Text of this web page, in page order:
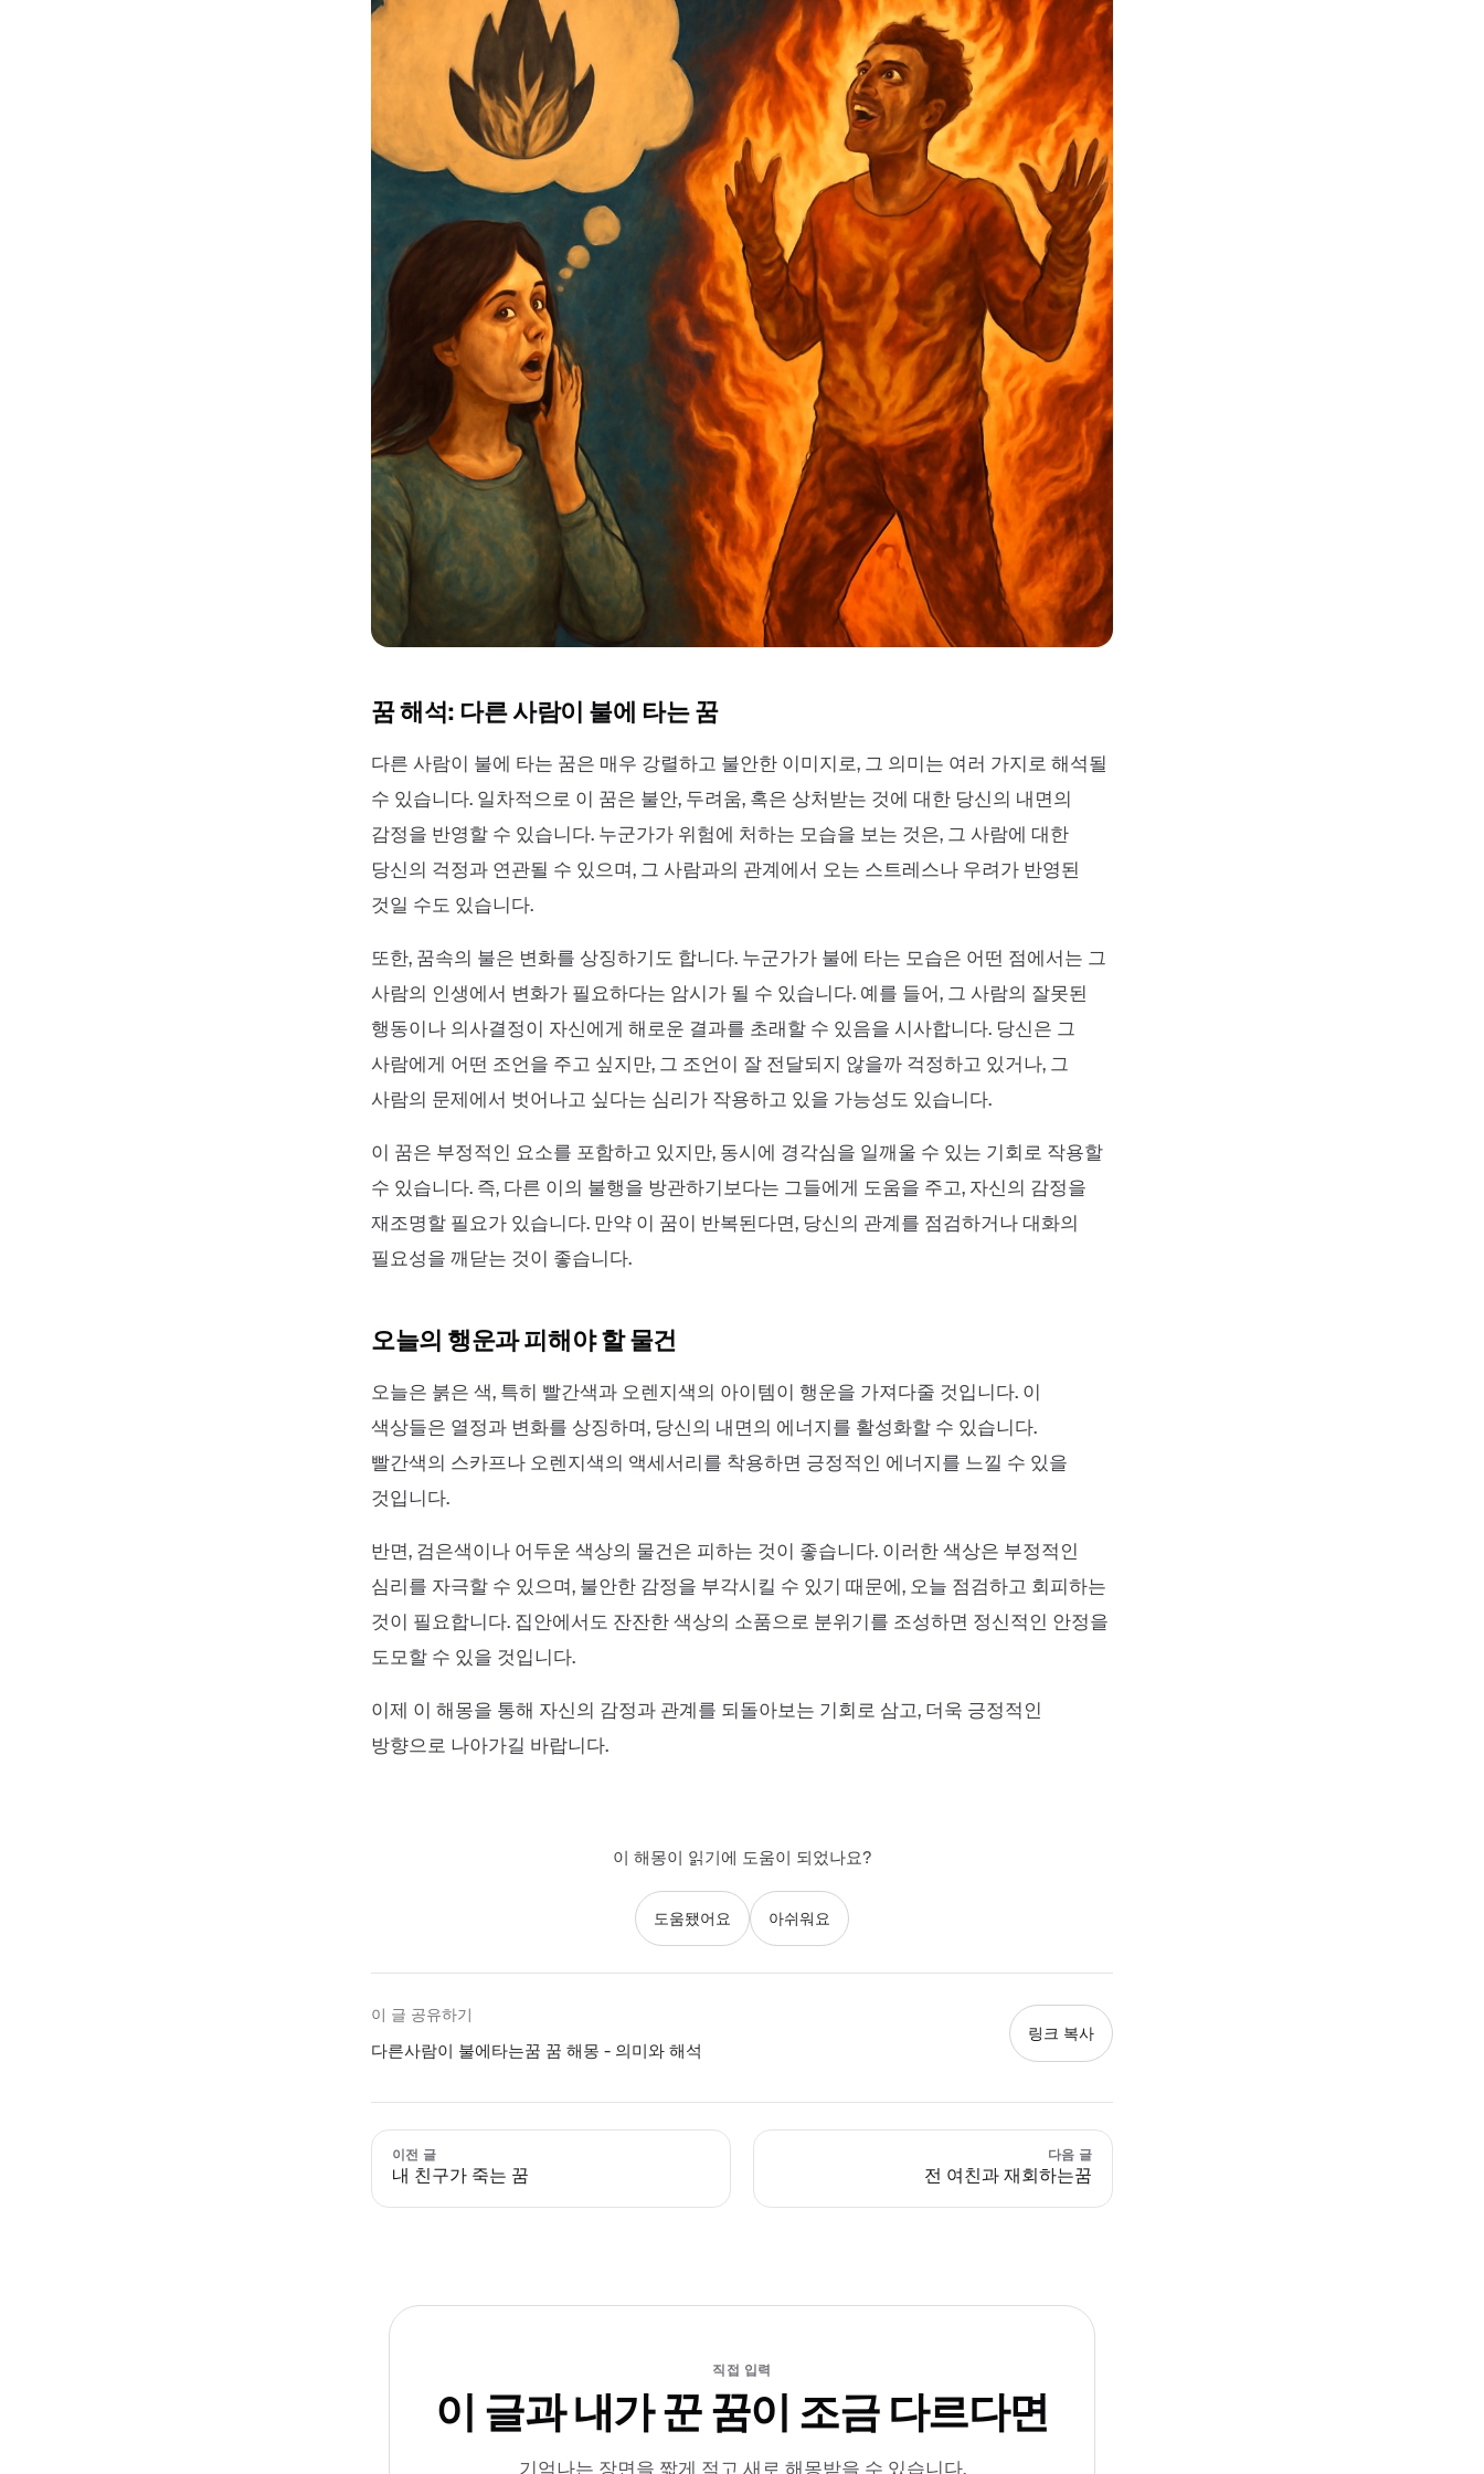
꿈 해석: 다른 사람이 불에 타는 꿈
다른 사람이 불에 타는 꿈은 매우 강렬하고 불안한 이미지로, 그 의미는 여러 가지로 해석될
수 있습니다. 일차적으로 이 꿈은 불안, 두려움, 혹은 상처받는 것에 대한 당신의 내면의
감정을 반영할 수 있습니다. 누군가가 위험에 처하는 모습을 보는 것은, 그 사람에 대한
당신의 걱정과 연관될 수 있으며, 그 사람과의 관계에서 오는 스트레스나 우려가 반영된
것일 수도 있습니다.
또한, 꿈속의 불은 변화를 상징하기도 합니다. 누군가가 불에 타는 모습은 어떤 점에서는 그
사람의 인생에서 변화가 필요하다는 암시가 될 수 있습니다. 예를 들어, 그 사람의 잘못된
행동이나 의사결정이 자신에게 해로운 결과를 초래할 수 있음을 시사합니다. 당신은 그
사람에게 어떤 조언을 주고 싶지만, 그 조언이 잘 전달되지 않을까 걱정하고 있거나, 그
사람의 문제에서 벗어나고 싶다는 심리가 작용하고 있을 가능성도 있습니다.
이 꿈은 부정적인 요소를 포함하고 있지만, 동시에 경각심을 일깨울 수 있는 기회로 작용할
수 있습니다. 즉, 다른 이의 불행을 방관하기보다는 그들에게 도움을 주고, 자신의 감정을
재조명할 필요가 있습니다. 만약 이 꿈이 반복된다면, 당신의 관계를 점검하거나 대화의
필요성을 깨닫는 것이 좋습니다.
오늘의 행운과 피해야 할 물건
오늘은 붉은 색, 특히 빨간색과 오렌지색의 아이템이 행운을 가져다줄 것입니다. 이
색상들은 열정과 변화를 상징하며, 당신의 내면의 에너지를 활성화할 수 있습니다.
빨간색의 스카프나 오렌지색의 액세서리를 착용하면 긍정적인 에너지를 느낄 수 있을
것입니다.
반면, 검은색이나 어두운 색상의 물건은 피하는 것이 좋습니다. 이러한 색상은 부정적인
심리를 자극할 수 있으며, 불안한 감정을 부각시킬 수 있기 때문에, 오늘 점검하고 회피하는
것이 필요합니다. 집안에서도 잔잔한 색상의 소품으로 분위기를 조성하면 정신적인 안정을
도모할 수 있을 것입니다.
이제 이 해몽을 통해 자신의 감정과 관계를 되돌아보는 기회로 삼고, 더욱 긍정적인
방향으로 나아가길 바랍니다.
이 해몽이 읽기에 도움이 되었나요?
도움됐어요 아쉬워요
이 글 공유하기
다른사람이 불에타는꿈 꿈 해몽 - 의미와 해석
링크 복사
이전 글
내 친구가 죽는 꿈
다음 글
전 여친과 재회하는꿈
직접 입력
이 글과 내가 꾼 꿈이 조금 다르다면
기억나는 장면을 짧게 적고 새로 해몽받을 수 있습니다.